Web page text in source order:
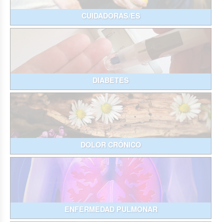
CUIDADORAS/ES
DIABETES
DOLOR CRÓNICO
ENFERMEDAD PULMONAR